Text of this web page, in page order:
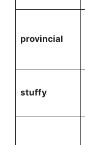
provincial
stuffy